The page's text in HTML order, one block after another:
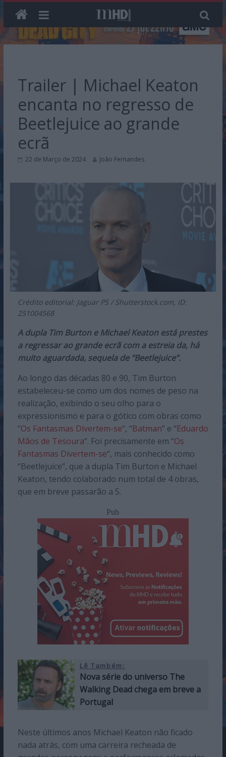
Trailer | Michael Keaton
encanta no regresso de
Beetlejuice ao grande
ecrã
22 de Março de 2024 João Fernandes
Crédito editorial: Jaguar PS / Shutterstock.com, ID:
251004568
A dupla Tim Burton e Michael Keaton está prestes
a regressar ao grande ecrã com a estreia da, há
muito aguardada, sequela de “Beetlejuice”.
Ao longo das décadas 80 e 90, Tim Burton
estabeleceu-se como um dos nomes de peso na
realização, exibindo o seu olho para o
expressionismo e para o gótico com obras como
“Os Fantasmas Divertem-se“, “Batman” e “Eduardo
Mãos de Tesoura“. Foi precisamente em “Os
Fantasmas Divertem-se“, mais conhecido como
“Beetlejuice”, que a dupla Tim Burton e Michael
Keaton, tendo colaborado num total de 4 obras,
que em breve passarão a 5.
Pub
Lê Também:
Nova série do universo The
Walking Dead chega em breve a
Portugal
Neste últimos anos Michael Keaton não ficado
nada atrás, com uma carreira recheada de